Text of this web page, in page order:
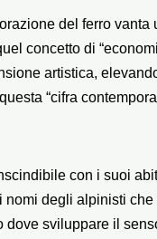
del ferro
concetto di
artistica,
“cifra
con i suoi
degli alpinisti
sviluppare il